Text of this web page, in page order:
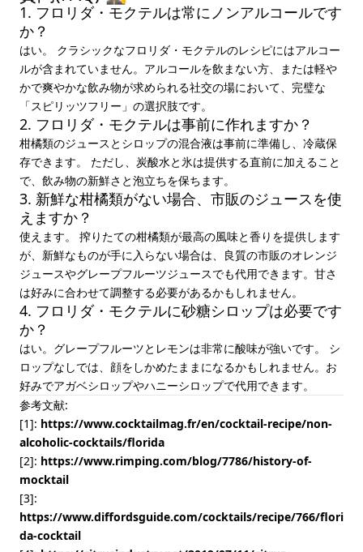
1. フロリダ・モクテルは常にノンアルコールです
か？
はい。 クラシックなフロリダ・モクテルのレシピにはアルコー
ルが含まれていません。アルコールを飲まない方、または軽や
かで爽やかな飲み物が求められる社交の場において、完璧な
「スピリッツフリー」の選択肢です。
2. フロリダ・モクテルは事前に作れますか？
柑橘類のジュースとシロップの混合液は事前に準備し、冷蔵保
存できます。 ただし、炭酸水と氷は提供する直前に加えること
で、飲み物の新鮮さと泡立ちを保ちます。
3. 新鮮な柑橘類がない場合、市販のジュースを使
えますか？
使えます。 搾りたての柑橘類が最高の風味と香りを提供します
が、新鮮なものが手に入らない場合は、良質の市販のオレンジ
ジュースやグレープフルーツジュースでも代用できます。甘さ
は好みに合わせて調整する必要があるかもしれません。
4. フロリダ・モクテルに砂糖シロップは必要です
か？
はい。グレープフルーツとレモンは非常に酸味が強いです。 シ
ロップなしでは、顔をしかめたままになるかもしれません。お
好みでアガベシロップやハニーシロップで代用できます。
参考文献:
[1]: https://www.cocktailmag.fr/en/cocktail-recipe/non-
alcoholic-cocktails/florida
[2]: https://www.rimping.com/blog/7786/history-of-
mocktail
[3]:
https://www.diffordsguide.com/cocktails/recipe/766/flori
da-cocktail